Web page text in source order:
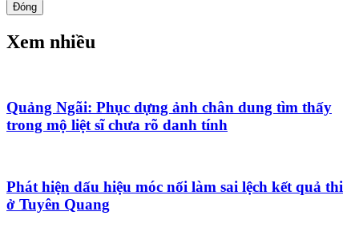
Đóng
Xem nhiều
Quảng Ngãi: Phục dựng ảnh chân dung tìm thấy
trong mộ liệt sĩ chưa rõ danh tính
Phát hiện dấu hiệu móc nối làm sai lệch kết quả thi
ở Tuyên Quang